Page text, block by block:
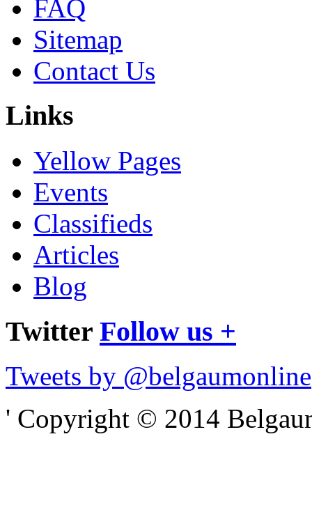
FAQ
Sitemap
Contact Us
Links
Yellow Pages
Events
Classifieds
Articles
Blog
Twitter Follow us +
Tweets by @belgaumonline
' Copyright © 2014